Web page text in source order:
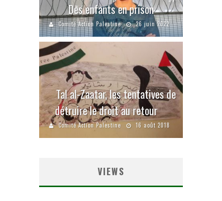
Des enfants en prison
Comité Action Palestine 26 juin 2022
Tal al-Zaatar, les tentatives de
détruire le droit au retour
Comité Action Palestine 16 août 2018
VIEWS